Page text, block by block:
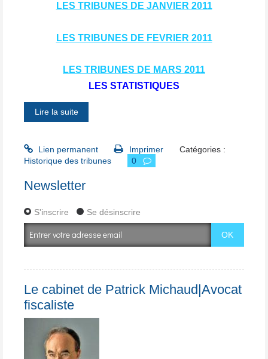
LES TRIBUNES DE JANVIER 2011
LES TRIBUNES DE FEVRIER 2011
LES TRIBUNES DE MARS 2011
LES STATISTIQUES
Lire la suite
Lien permanent Imprimer
Catégories :
Historique des tribunes
0
Newsletter
S'inscrire Se désinscrire
Le cabinet de Patrick Michaud|Avocat
fiscaliste